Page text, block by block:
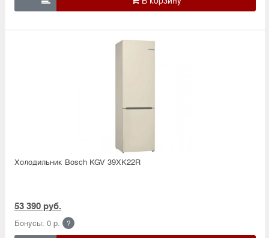
Холодильник Bosсh KGV 39XK22R
53 390 руб.
Бонусы: 0 р. ?